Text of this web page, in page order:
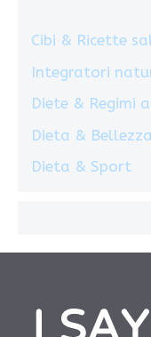
Cibi & Ricette
Integratori
Diete & Regimi
Dieta & Bellezza
Dieta & Sport